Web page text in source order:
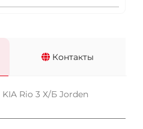
Контакты
Rio 3 Х/Б Jorden